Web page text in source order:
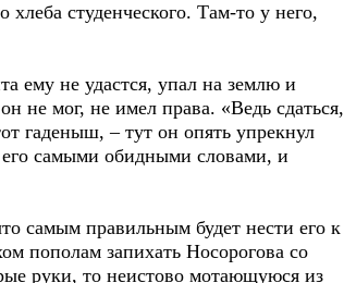
хлеба студенческого. Там-то у него,
ему не удастся, упал на землю и
не мог, не имел права. «Ведь сдаться,
гаденыш, – тут он опять упрекнул
его самыми обидными словами, и
самым правильным будет нести его к
пополам запихать Носорогова со
руки, то неистово мотающуюся из